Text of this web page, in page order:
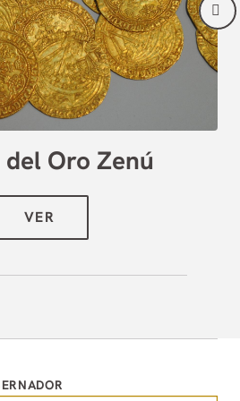
del Oro Zenú